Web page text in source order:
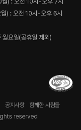
) : 오전 10시-오후 6시
월요일(공휴일 제외)
공지사항
함께한 사람들
reserved